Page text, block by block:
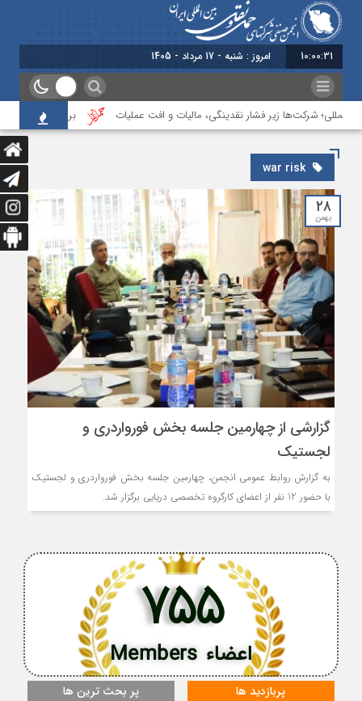
10:00:31 امروز : شنبه - 17 مرداد - 1405
شرکت‌ها زیر فشار نقدینگی، مالیات و افت عملیات بررسی چالش‌های
war risk
۲۸
بهمن
گزارشی از چهارمین جلسه بخش فورواردری و
لجستیک
به گزارش روابط عمومی انجمن، چهارمین جلسه بخش فورواردری و لجستیک
با حضور 12 نفر از اعضای کارگروه تخصصی دریایی برگزار شد.
اعضاء Members
755
پربازدید ها پر بحث ترین ها